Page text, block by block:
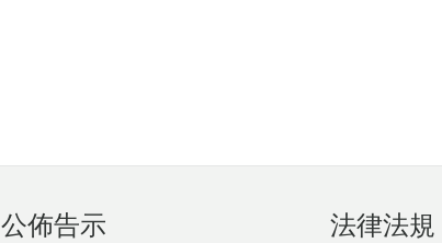
公佈告示 法律法規